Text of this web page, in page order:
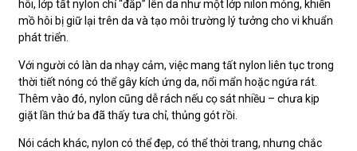
hôi, lớp tất nylon chỉ “đắp” lên da như một lớp nilon mỏng, khiến
mồ hôi bị giữ lại trên da và tạo môi trường lý tưởng cho vi khuẩn
phát triển.
Với người có làn da nhạy cảm, việc mang tất nylon liên tục trong
thời tiết nóng có thể gây kích ứng da, nổi mẩn hoặc ngứa rát.
Thêm vào đó, nylon cũng dễ rách nếu cọ sát nhiều – chưa kịp
giặt lần thứ ba đã thấy tưa chỉ, thủng gót rồi.
Nói cách khác, nylon có thể đẹp, có thể thời trang, nhưng chắc